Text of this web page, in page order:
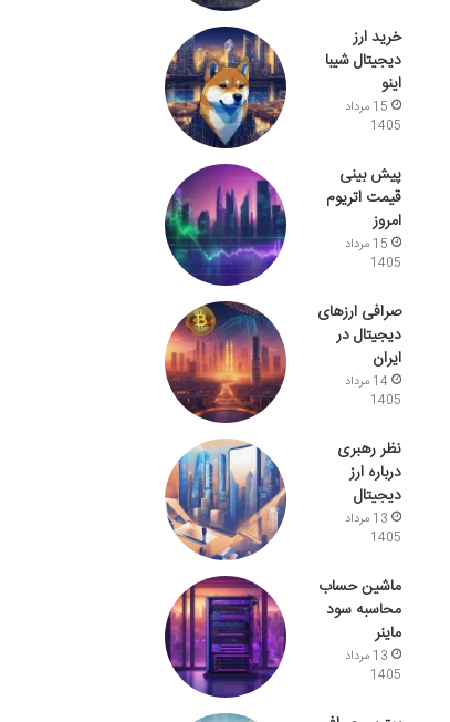
خرید ارز
دیجیتال شیبا
اینو
15 مرداد
1405
پیش بینی
قیمت اتریوم
امروز
15 مرداد
1405
صرافی ارزهای
دیجیتال در
ایران
14 مرداد
1405
نظر رهبری
درباره ارز
دیجیتال
13 مرداد
1405
ماشین حساب
محاسبه سود
ماینر
13 مرداد
1405